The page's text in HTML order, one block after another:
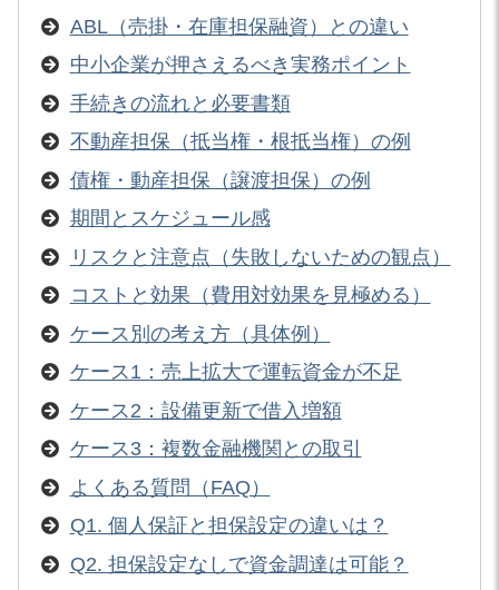
ABL（売掛・在庫担保融資）との違い
中小企業が押さえるべき実務ポイント
手続きの流れと必要書類
不動産担保（抵当権・根抵当権）の例
債権・動産担保（譲渡担保）の例
期間とスケジュール感
リスクと注意点（失敗しないための観点）
コストと効果（費用対効果を見極める）
ケース別の考え方（具体例）
ケース1：売上拡大で運転資金が不足
ケース2：設備更新で借入増額
ケース3：複数金融機関との取引
よくある質問（FAQ）
Q1. 個人保証と担保設定の違いは？
Q2. 担保設定なしで資金調達は可能？